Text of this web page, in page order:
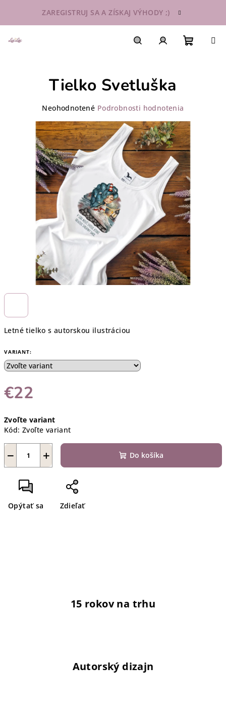
obsah
ZAREGISTRUJ SA A ZÍSKAJ VÝHODY ;)
Letné tielko s autorskou ilustráciou
VARIANT:
€22
cena:
Zvoľte variant
Kód: Zvoľte variant
+
− Do košíka
Opýtať sa Zdieľať
Tielko Svetluška
Priemerné
produktu
je
0,0
z
5
hviezdičiek.
Neohodnotené Podrobnosti hodnotenia
15 rokov na trhu
Autorský dizajn